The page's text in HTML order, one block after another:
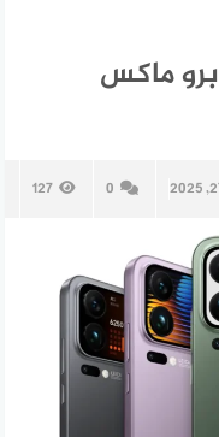
شاومي تطلق 17 برو و17 برو ماكس
0
127